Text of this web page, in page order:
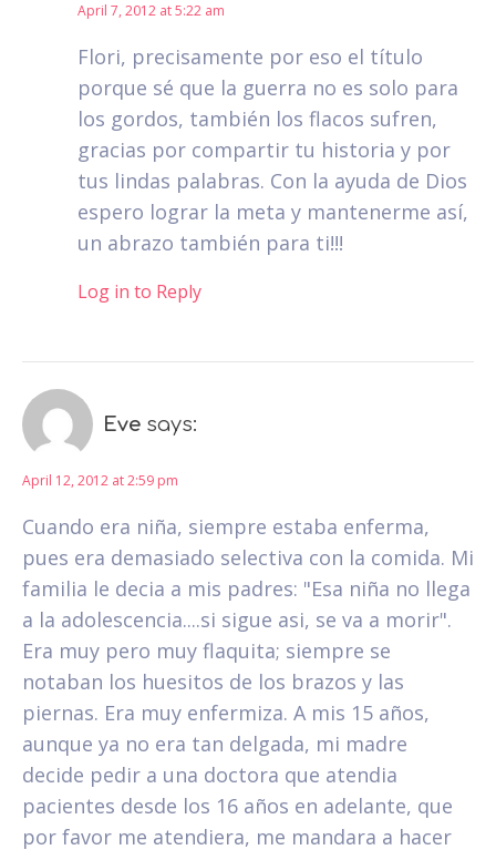
April 7, 2012 at 5:22 am
Flori, precisamente por eso el título
porque sé que la guerra no es solo para
los gordos, también los flacos sufren,
gracias por compartir tu historia y por
tus lindas palabras. Con la ayuda de Dios
espero lograr la meta y mantenerme así,
un abrazo también para ti!!!
Log in to Reply
Eve says:
April 12, 2012 at 2:59 pm
Cuando era niña, siempre estaba enferma,
pues era demasiado selectiva con la comida. Mi
familia le decia a mis padres: "Esa niña no llega
a la adolescencia....si sigue asi, se va a morir".
Era muy pero muy flaquita; siempre se
notaban los huesitos de los brazos y las
piernas. Era muy enfermiza. A mis 15 años,
aunque ya no era tan delgada, mi madre
decide pedir a una doctora que atendia
pacientes desde los 16 años en adelante, que
por favor me atendiera, me mandara a hacer